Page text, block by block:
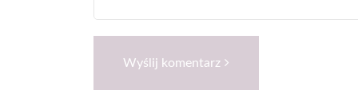
Wyślij komentarz